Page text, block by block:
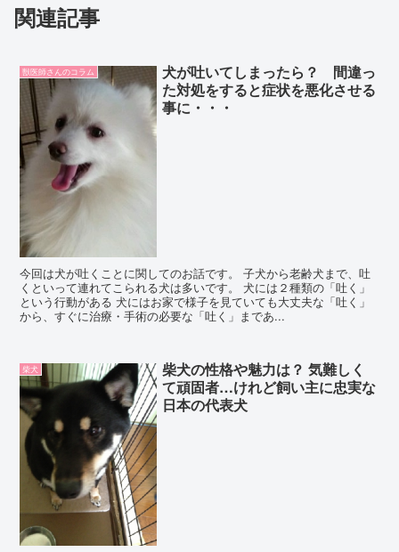
関連記事
獣医師さんのコラム
犬が吐いてしまったら？ 間違っ
た対処をすると症状を悪化させる
事に・・・
今回は犬が吐くことに関してのお話です。 子犬から老齢犬まで、吐
くといって連れてこられる犬は多いです。 犬には２種類の「吐く」
という行動がある 犬にはお家で様子を見ていても大丈夫な「吐く」
から、すぐに治療・手術の必要な「吐く」まであ...
柴犬
柴犬の性格や魅力は？ 気難しく
て頑固者…けれど飼い主に忠実な
日本の代表犬